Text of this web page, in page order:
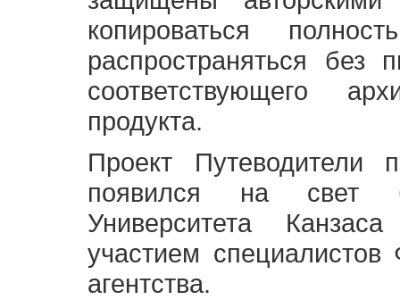
копироваться
распространяться без
соответствующего
продукта.
Проект Путеводители
появился на свет
Университета
участием специалистов
агентства.